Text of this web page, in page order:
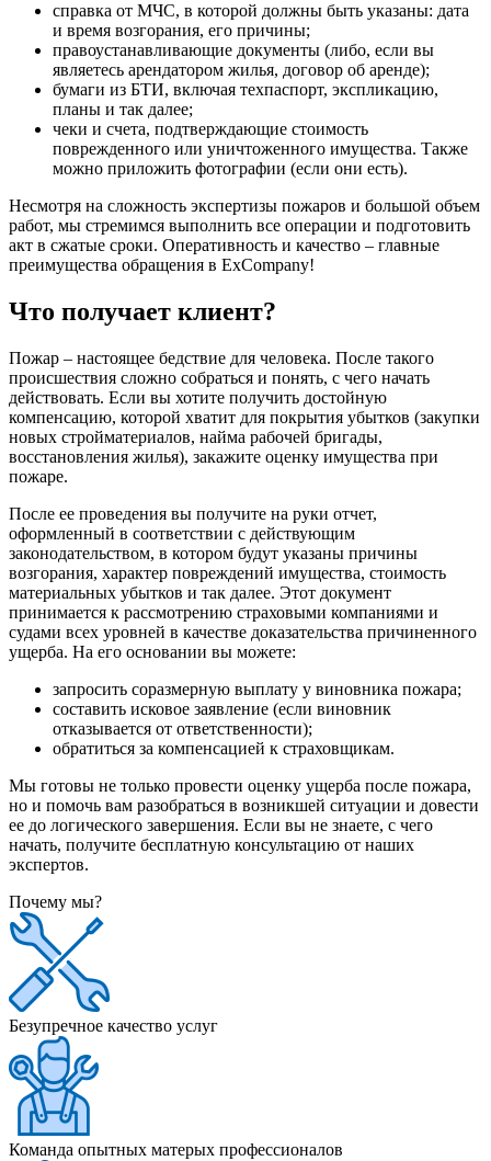
справка от МЧС, в которой должны быть указаны: дата
и время возгорания, его причины;
правоустанавливающие документы (либо, если вы
являетесь арендатором жилья, договор об аренде);
бумаги из БТИ, включая техпаспорт, экспликацию,
планы и так далее;
чеки и счета, подтверждающие стоимость
поврежденного или уничтоженного имущества. Также
можно приложить фотографии (если они есть).
Несмотря на сложность экспертизы пожаров и большой объем
работ, мы стремимся выполнить все операции и подготовить
акт в сжатые сроки. Оперативность и качество – главные
преимущества обращения в ExCompany!
Что получает клиент?
Пожар – настоящее бедствие для человека. После такого
происшествия сложно собраться и понять, с чего начать
действовать. Если вы хотите получить достойную
компенсацию, которой хватит для покрытия убытков (закупки
новых стройматериалов, найма рабочей бригады,
восстановления жилья), закажите оценку имущества при
пожаре.
После ее проведения вы получите на руки отчет,
оформленный в соответствии с действующим
законодательством, в котором будут указаны причины
возгорания, характер повреждений имущества, стоимость
материальных убытков и так далее. Этот документ
принимается к рассмотрению страховыми компаниями и
судами всех уровней в качестве доказательства причиненного
ущерба. На его основании вы можете:
запросить соразмерную выплату у виновника пожара;
составить исковое заявление (если виновник
отказывается от ответственности);
обратиться за компенсацией к страховщикам.
Мы готовы не только провести оценку ущерба после пожара,
но и помочь вам разобраться в возникшей ситуации и довести
ее до логического завершения. Если вы не знаете, с чего
начать, получите бесплатную консультацию от наших
экспертов.
Почему мы?
Безупречное качество услуг
Команда опытных матерых профессионалов